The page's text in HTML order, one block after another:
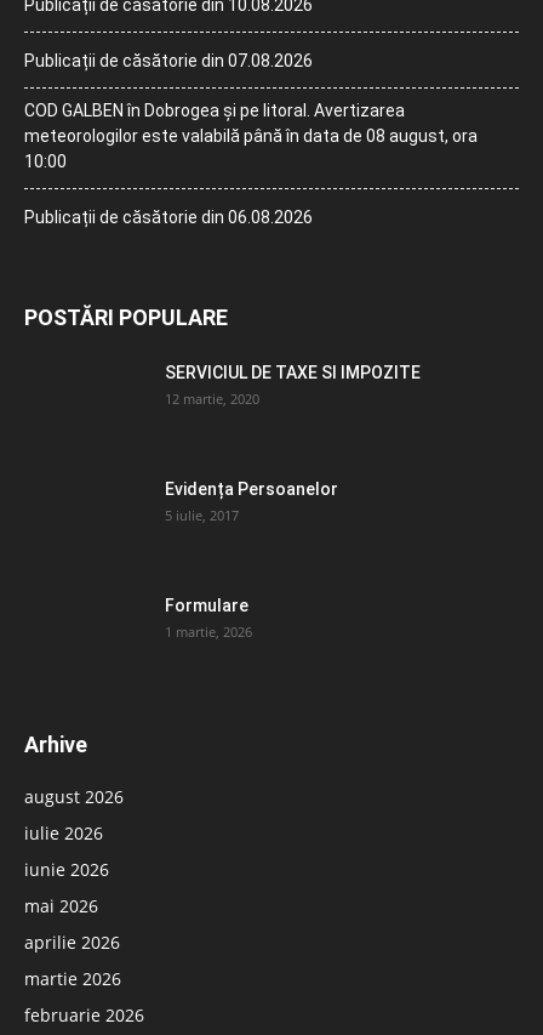
Publicații de căsătorie din 10.08.2026
Publicații de căsătorie din 07.08.2026
COD GALBEN în Dobrogea și pe litoral. Avertizarea
meteorologilor este valabilă până în data de 08 august, ora
10:00
Publicații de căsătorie din 06.08.2026
POSTĂRI POPULARE
SERVICIUL DE TAXE SI IMPOZITE
12 martie, 2020
Evidența Persoanelor
5 iulie, 2017
Formulare
1 martie, 2026
Arhive
august 2026
iulie 2026
iunie 2026
mai 2026
aprilie 2026
martie 2026
februarie 2026